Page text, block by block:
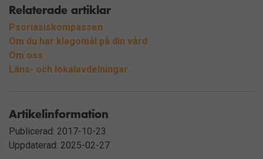
Relaterade artiklar
Psoriasiskompassen
Om du har klagomål på din vård
Om oss
Läns- och lokalavdelningar
Artikelinformation
Publicerad: 2017-10-23
Uppdaterad: 2025-02-27